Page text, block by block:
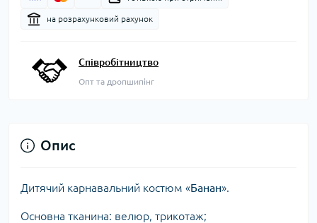
на розрахунковий рахунок
Співробітництво
Опт та дропшипінг
Опис
Дитячий карнавальний костюм «Банан».
Основна тканина: велюр, трикотаж;